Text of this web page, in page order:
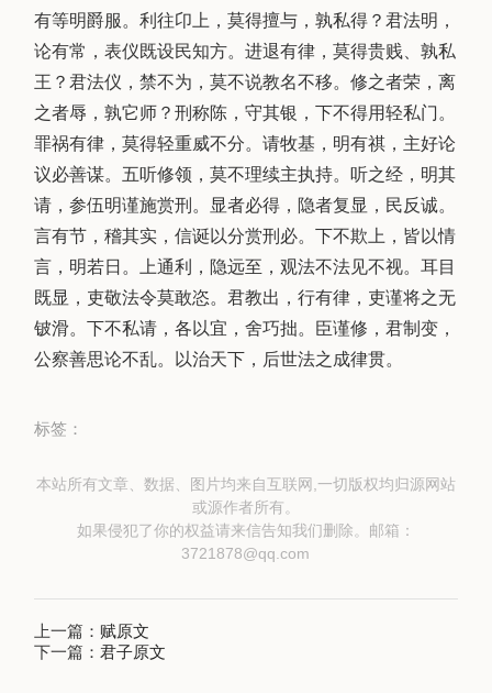
有等明爵服。利往卬上，莫得擅与，孰私得？君法明，
论有常，表仪既设民知方。进退有律，莫得贵贱、孰私
王？君法仪，禁不为，莫不说教名不移。修之者荣，离
之者辱，孰它师？刑称陈，守其银，下不得用轻私门。
罪祸有律，莫得轻重威不分。请牧基，明有祺，主好论
议必善谋。五听修领，莫不理续主执持。听之经，明其
请，参伍明谨施赏刑。显者必得，隐者复显，民反诚。
言有节，稽其实，信诞以分赏刑必。下不欺上，皆以情
言，明若日。上通利，隐远至，观法不法见不视。耳目
既显，吏敬法令莫敢恣。君教出，行有律，吏谨将之无
铍滑。下不私请，各以宜，舍巧拙。臣谨修，君制变，
公察善思论不乱。以治天下，后世法之成律贯。
标签：
本站所有文章、数据、图片均来自互联网,一切版权均归源网站
或源作者所有。
如果侵犯了你的权益请来信告知我们删除。邮箱：
3721878@qq.com
上一篇： 赋原文
下一篇：君子原文